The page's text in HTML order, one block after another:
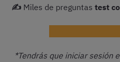
✍️ Miles de preguntas test
*Tendrás que iniciar sesión